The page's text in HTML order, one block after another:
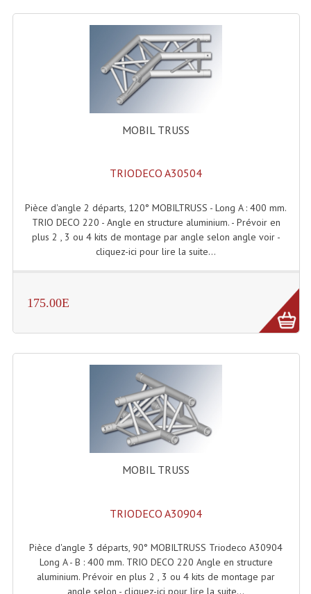
Table Mixages Et Contrôleurs & Consoles
Tables De Mixage DJ
Controleurs DJ USB / MP3
Consoles Sono Et Studio
Lumière
Boules À Facettes
Effets LASERS
Laser Multi-Points
Lasers (Effets Volumetriques)
Lasers D'extérieur Multi-Points
Effets Lumineux À Leds
Effets Lumineux, Centre De Piste
Blocs De Puissance
Chenillards Modulateurs
MOBIL TRUSS
TRIODECO A30504
Pièce d'angle 2 départs, 120° MOBILTRUSS - Long A : 400 mm.
TRIO DECO 220 - Angle en structure aluminium. - Prévoir en
plus 2 , 3 ou 4 kits de montage par angle selon angle voir -
cliquez-ici pour lire la suite...
175.00E
MOBIL TRUSS
TRIODECO A30904
Pièce d'angle 3 départs, 90° MOBILTRUSS Triodeco A30904
Long A - B : 400 mm. TRIO DECO 220 Angle en structure
aluminium. Prévoir en plus 2 , 3 ou 4 kits de montage par
angle selon - cliquez-ici pour lire la suite...